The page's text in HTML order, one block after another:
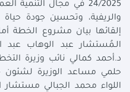
24/2025 في مجال التنمية
والريفية، وتحسين جودة
إلقائها بيان مشروع الخطة
الـمُستشار عبد الوهاب
د.أحمد كمالي نائب وزيرة
حلمي مساعد الوزيرة لشئون
اللواء محمد الجبالي مستشار